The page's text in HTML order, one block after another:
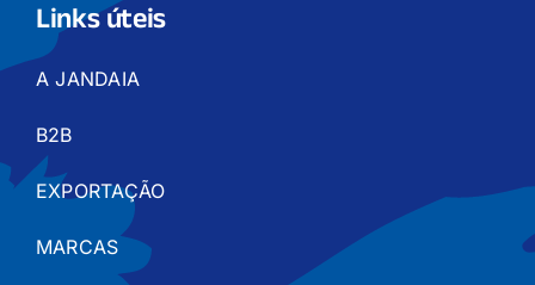
Links úteis
A JANDAIA
B2B
EXPORTAÇÃO
MARCAS